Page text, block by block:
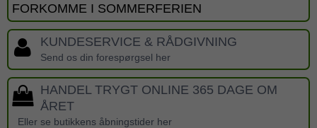
FORKOMME I SOMMERFERIEN
KUNDESERVICE & RÅDGIVNING
Send os din forespørgsel her
HANDEL TRYGT ONLINE 365 DAGE OM
ÅRET
Eller se butikkens åbningstider her